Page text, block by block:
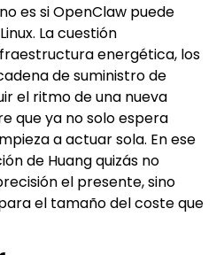
es si OpenClaw puede
La cuestión
energética, los
de suministro de
el ritmo de una nueva
que ya no solo espera
a actuar sola. En ese
de Huang quizás no
el presente, sino
el tamaño del coste que